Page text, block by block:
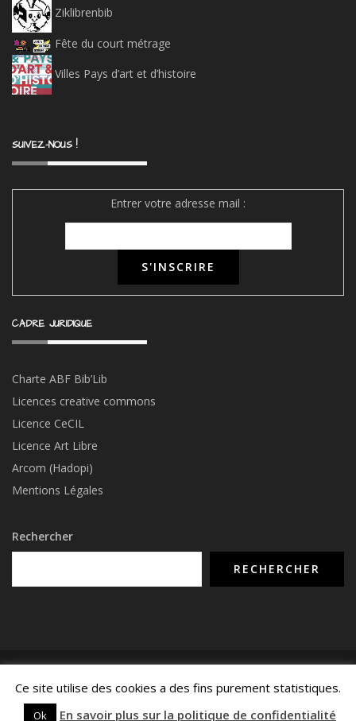
Ziklibrenbib
Fête du court métrage
Villes Pays d’art et d’histoire
SUIVEZ-NOUS !
Entrer votre adresse mail :
CADRE JURIDIQUE
Charte ABF Bib’Lib
Licences creative commons
Licence CeCIL
Licence Art Libre
Arcom (Hadopi)
Mentions Légales
Rechercher
RECHERCHER
© COPYRIGHT 2015 - 2026 - NUMERIMIX.FR
- TOUS DROITS RÉSERVÉS -
POLITIQUE DE CONFIDENTIALITÉ
Ce site utilise des cookies a des fins purement statistiques.
Ok En savoir plus sur la politique de confidentialité